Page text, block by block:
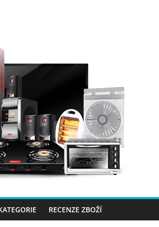
RECENZE ZBOŽÍ